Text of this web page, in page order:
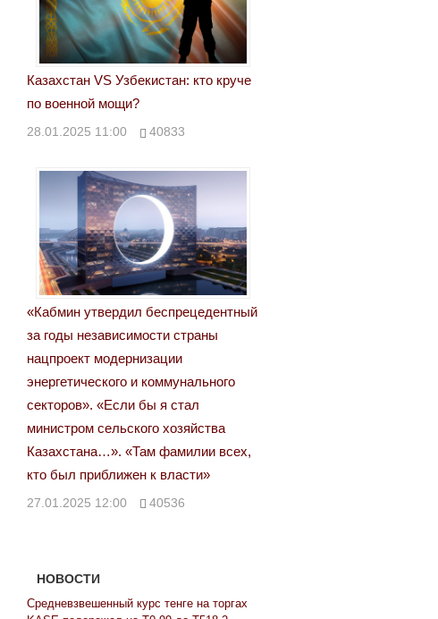
Казахстан VS Узбекистан: кто круче
по военной мощи?
28.01.2025 11:00 40833
«Кабмин утвердил беспрецедентный
за годы независимости страны
нацпроект модернизации
энергетического и коммунального
секторов». «Если бы я стал
министром сельского хозяйства
Казахстана…». «Там фамилии всех,
кто был приближен к власти»
27.01.2025 12:00 40536
НОВОСТИ
Средневзвешенный курс тенге на торгах